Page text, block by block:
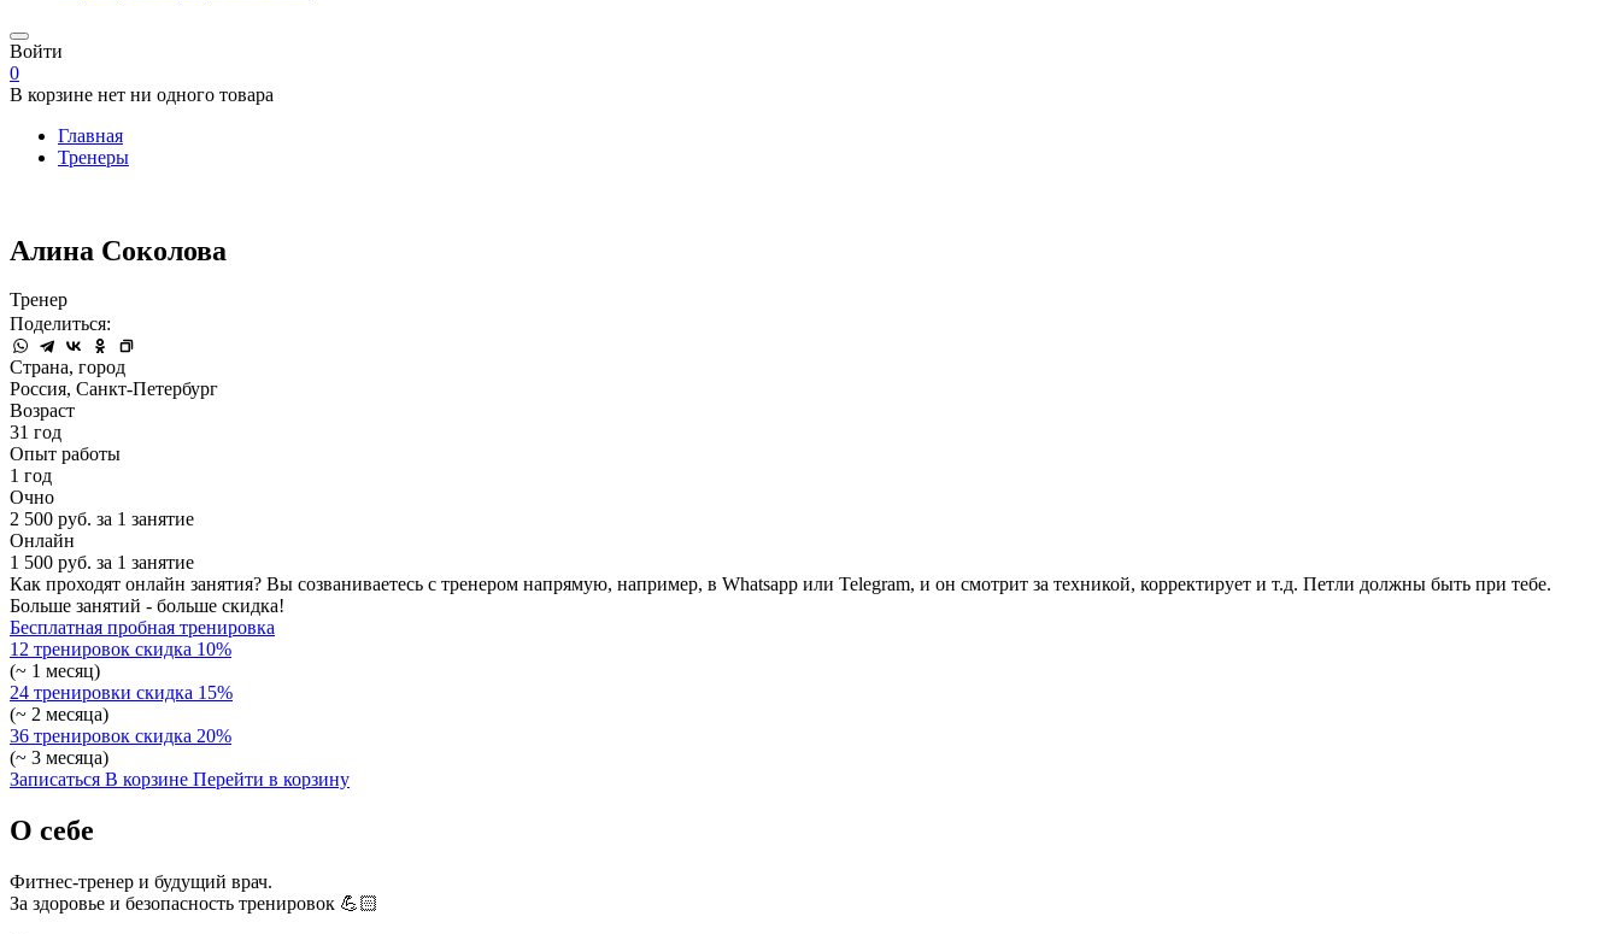
Войти
0
В корзине нет ни одного товара
Главная
Тренеры
Алина Соколова
Тренер
Поделиться:
Страна, город
Россия, Санкт-Петербург
Возраст
31 год
Опыт работы
1 год
Очно
2 500 руб. за 1 занятие
Онлайн
1 500 руб. за 1 занятие
Как проходят онлайн занятия? Вы созваниваетесь с тренером напрямую, например, в Whatsapp или Telegram, и он смотрит за техникой, корректирует и т.д. Петли должны быть при тебе.
Больше занятий - больше скидка!
Бесплатная пробная тренировка
12 тренировок скидка 10%
(~ 1 месяц)
24 тренировки скидка 15%
(~ 2 месяца)
36 тренировок скидка 20%
(~ 3 месяца)
Записаться В корзине Перейти в корзину
О себе
Фитнес-тренер и будущий врач.
За здоровье и безопасность тренировок 💪🏻